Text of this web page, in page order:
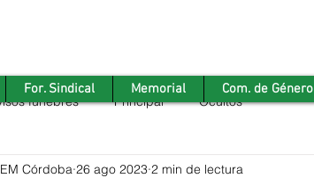
fúnebres Principal Ocultos
Córdoba 26 ago 2023 2 min de lectura
For. Sindical Memorial Com. de Género